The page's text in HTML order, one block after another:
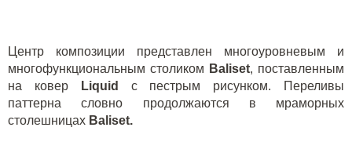
Центр композиции представлен многоуровневым и
многофункциональным столиком Baliset, поставленным
на ковер
Liquid
с пестрым рисунком. Переливы
паттерна словно продолжаются в мраморных
столешницах Baliset.